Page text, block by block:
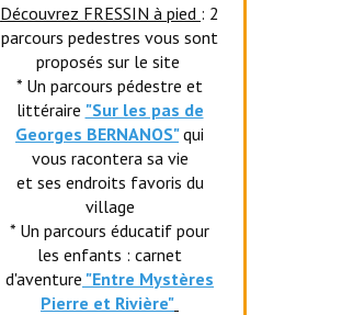
Découvrez FRESSIN à pied : 2
parcours pedestres vous sont
proposés sur le site
* Un parcours pédestre et
littéraire "Sur les pas de
Georges BERNANOS" qui
vous racontera sa vie
et ses endroits favoris du
village
* Un parcours éducatif pour
les enfants : carnet
d'aventure "Entre Mystères
Pierre et Rivière"